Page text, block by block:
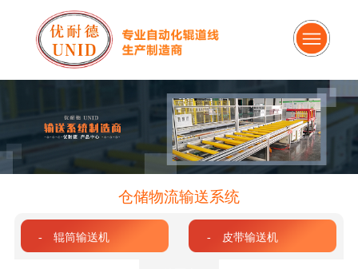
仓储物流输送系统
- 辊筒输送机 - 皮带输送机